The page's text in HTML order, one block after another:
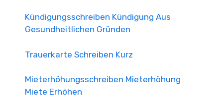
Kündigungsschreiben Kündigung Aus
Gesundheitlichen Gründen
Trauerkarte Schreiben Kurz
Mieterhöhungsschreiben Mieterhöhung
Miete Erhöhen